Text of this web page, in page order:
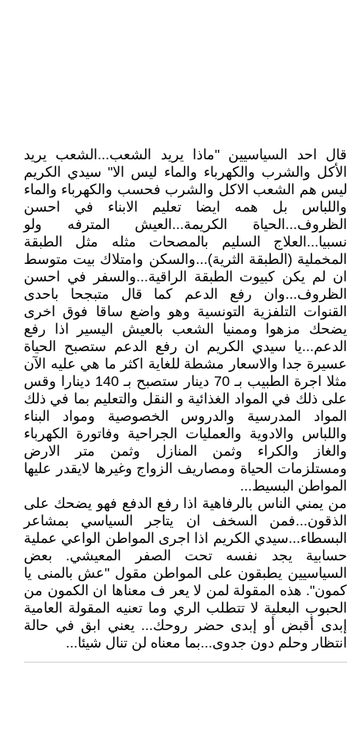
قال احد السياسيين "ماذا يريد الشعب...الشعب يريد
الأكل والشرب والكهرباء والماء ليس الا" سيدي الكريم
ليس هم الشعب الاكل والشرب فحسب والكهرباء والماء
واللباس بل همه ايضا تعليم الابناء في احسن
الظروف...الحياة الكريمة...العيش المترفه ولو
نسبيا...العلاج السليم بالمصحات مثله مثل الطبقة
المخملية (الطبقة الثرية)...والسكن وامتلاك بيت متوسط
ان لم يكن كبيوت الطبقة الراقية...والسفر في احسن
الظروف...وان رفع الدعم كما قال متبجحا باحدى
القنوات التلفزية التونسية وهو واضع ساقا فوق اخرى
يضحك مزهوا وممنيا الشعب بالعيش اليسير اذا رفع
الدعم...يا سيدي الكريم ان رفع الدعم ستصبح الحياة
عسيرة جدا والاسعار مشطة للغاية اكثر ما هي عليه الآن
مثلا اجرة الطبيب بـ 70 دينار ستصبح بـ 140 دينارا وقس
على ذلك في المواد الغذائية و النقل والتعليم بما في ذلك
المواد المدرسية والدروس الخصوصية ومواد البناء
واللباس والادوية والعمليات الجراحية وفاتورة الكهرباء
والغاز والكراء وثمن المنازل وثمن متر الارض
ومستلزمات الحياة ومصاريف الزواج وغيرها لايقدر عليها
المواطن البسيط...
من يمني الناس بالرفاهية اذا رفع الدفع فهو يضحك على
الذقون...فمن السخف ان يتاجر السياسي بمشاعر
البسطاء...سيدي الكريم اذا اجرى المواطن الواعي عملية
حسابية يجد نفسه تحت الصفر المعيشي. بعض
السياسيين يطبقون على المواطن مقول "عش بالمنى يا
كمون". هذه المقولة لمن لا يعر ف معناها ان الكمون من
الحبوب البعلية لا تتطلب الري وما تعنيه المقولة العامية
إبدى أقبض أو إبدى حضر روحك... يعني ابق في حالة
انتظار وحلم دون جدوى...بما معناه لن تنال شيئا...